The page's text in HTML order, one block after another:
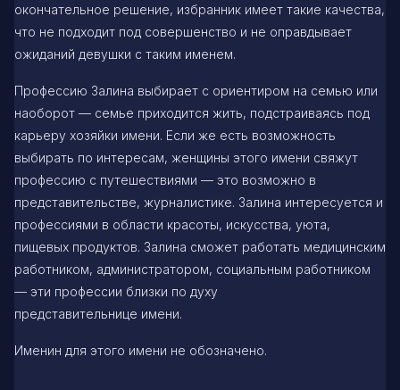
окончательное решение, избранник имеет такие качества,
что не подходит под совершенство и не оправдывает
ожиданий девушки с таким именем.
Профессию Залина выбирает с ориентиром на семью или
наоборот — семье приходится жить, подстраиваясь под
карьеру хозяйки имени. Если же есть возможность
выбирать по интересам, женщины этого имени свяжут
профессию с путешествиями — это возможно в
представительстве, журналистике. Залина интересуется и
профессиями в области красоты, искусства, уюта,
пищевых продуктов. Залина сможет работать медицинским
работником, администратором, социальным работником
— эти профессии близки по духу
представительнице имени.
Именин для этого имени не обозначено.